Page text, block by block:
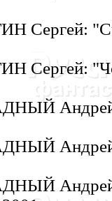
Сергей:
Сергей:
Андрей: